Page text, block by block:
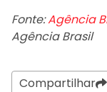
Fonte:Agência
Agência Brasil
Compartilhar